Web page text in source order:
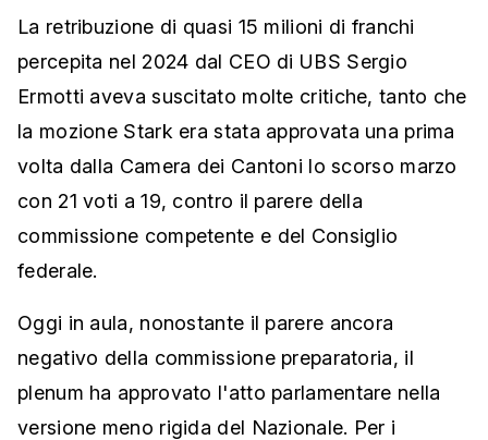
La retribuzione di quasi 15 milioni di franchi
percepita nel 2024 dal CEO di UBS Sergio
Ermotti aveva suscitato molte critiche, tanto che
la mozione Stark era stata approvata una prima
volta dalla Camera dei Cantoni lo scorso marzo
con 21 voti a 19, contro il parere della
commissione competente e del Consiglio
federale.
Oggi in aula, nonostante il parere ancora
negativo della commissione preparatoria, il
plenum ha approvato l'atto parlamentare nella
versione meno rigida del Nazionale. Per i